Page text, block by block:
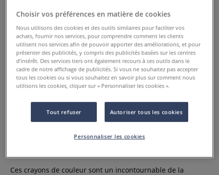
Coffrets de 12 crayons de couleur
Smilling Planet Maped
Ces crayons de couleur sont un incontournable de la
Choisir vos préférences en matière de cookies
Nous utilisons des cookies et des outils similaires pour faciliter vos
achats, fournir nos services, pour comprendre comment les clients
utilisent nos services afin de pouvoir apporter des améliorations, et pour
présenter des publicités, y compris des publicités basées sur les centres
d’intérêt. Des services tiers ont également recours à ces outils dans le
cadre de notre affichage de publicités. Si vous ne souhaitez pas accepter
tous les cookies ou si vous souhaitez en savoir plus sur comment nous
utilisons les cookies, cliquer sur « Personnaliser les cookies ».
Tout refuser Autoriser tous les cookies
Personnaliser les cookies